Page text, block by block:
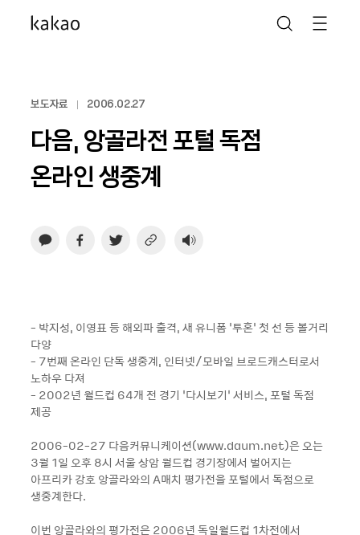
보도자료 2006.02.27
다음, 앙골라전 포털 독점
온라인 생중계
- 박지성, 이영표 등 해외파 출격, 새 유니폼 ‘투혼’ 첫 선 등 볼거리
다양
- 7번째 온라인 단독 생중계, 인터넷/모바일 브로드캐스터로서
노하우 다져
- 2002년 월드컵 64개 전 경기 ‘다시보기’ 서비스, 포털 독점
제공
2006-02-27 다음커뮤니케이션(www.daum.net)은 오는
3월 1일 오후 8시 서울 상암 월드컵 경기장에서 벌어지는
아프리카 강호 앙골라와의 A매치 평가전을 포털에서 독점으로
생중계한다.
이번 앙골라와의 평가전은 2006년 독일월드컵 1차전에서